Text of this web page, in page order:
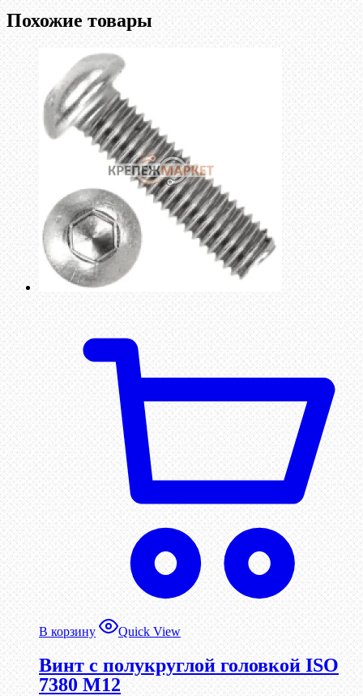
Похожие товары
В корзину Quick View
Винт с полукруглой головкой ISO
7380 М12